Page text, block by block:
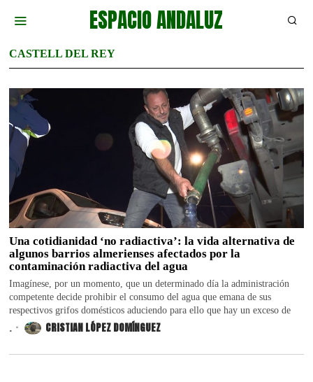
ESPACIO ANDALUZ
CASTELL DEL REY
Una cotidianidad ‘no radiactiva’: la vida alternativa de
algunos barrios almerienses afectados por la
contaminación radiactiva del agua
Imagínese, por un momento, que un determinado día la administración
competente decide prohibir el consumo del agua que emana de sus
respectivos grifos domésticos aduciendo para ello que hay un exceso de
. CRISTIAN LÓPEZ DOMÍNGUEZ